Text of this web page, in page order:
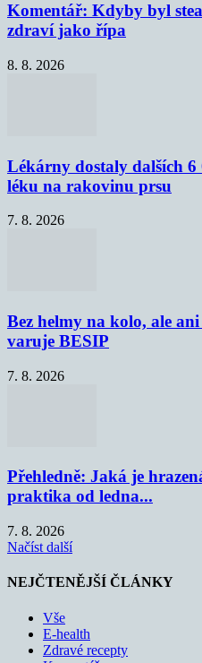
Komentář: Kdyby byl
zdraví jako řípa
8. 8. 2026
Lékárny dostaly dalších 6
léku na rakovinu prsu
7. 8. 2026
Bez helmy na kolo, ale
varuje BESIP
7. 8. 2026
Přehledně: Jaká je
praktika od ledna...
7. 8. 2026
Načíst další
NEJČTENĚJŠÍ ČLÁNKY
Vše
E-health
Zdravé recepty